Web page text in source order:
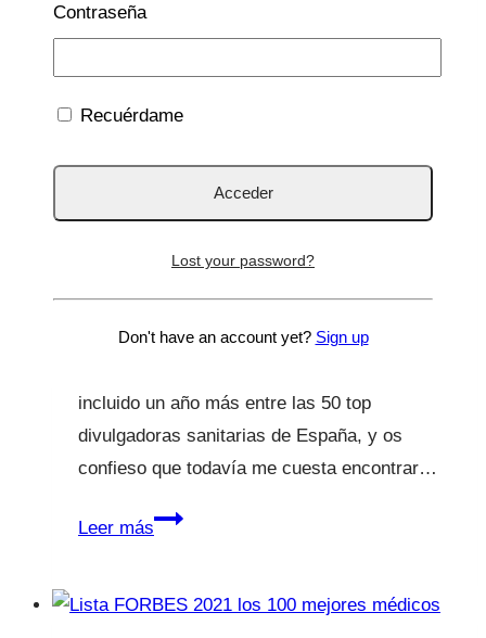
Emocional
comunicación|Mis logros
Forbes España: un año
divulgadoras sanitarias
29 Jun 2026
Escribo estas líneas con el corazón lleno de
incluido un año más entre las 50 top
divulgadoras sanitarias de España, y os
confieso que todavía me cuesta encontrar…
Leer másForbes
año
Contraseña
Recuérdame
Lost your password?
Don't have an account yet? Sign up